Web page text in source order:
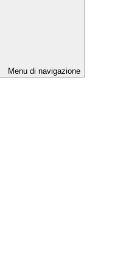
Menu di navigazione